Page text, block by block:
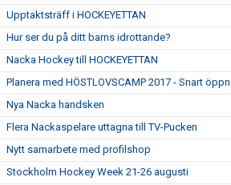
Upptaktsträff i HOCKEYETTAN
Hur ser du på ditt barns idrottande?
Nacka Hockey till HOCKEYETTAN
Planera med HÖSTLOVSCAMP 2017 - Snart
Nya Nacka handsken
Flera Nackaspelare uttagna till TV-Pucken
Nytt samarbete med profilshop
Stockholm Hockey Week 21-26 augusti